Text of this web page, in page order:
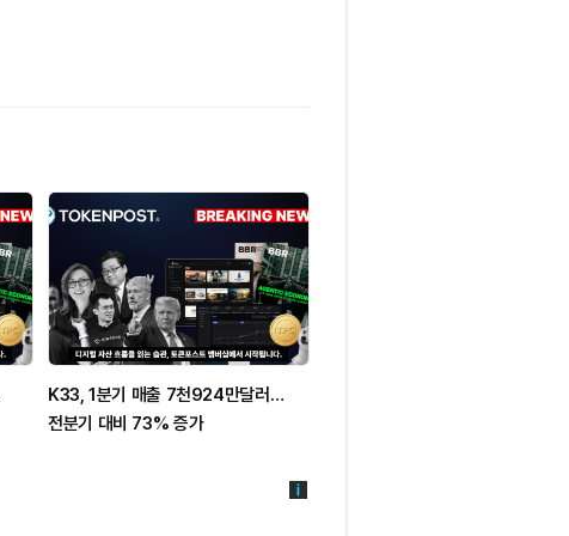
K33, 1분기 매출 7천924만달러…
전분기 대비 73% 증가